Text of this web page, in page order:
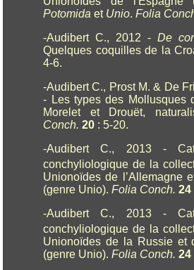
Potomida et Unio. Folia
-Audibert C., 2012 -De
Quelques coquilles de la
4-6.
-Audibert C., Prost M. & De
- Les types des Mollusques
Morelet et Drouët,
Conch. 20 : 5-20.
-Audibert C., 2013 -
conchyliologique de la
Unionoïdes de l’Allemagne
(genre Unio).Folia Conch. 24
-Audibert C., 2013 -
conchyliologique de la
Unionoïdes de la Russie et
(genre Unio).Folia Conch. 24